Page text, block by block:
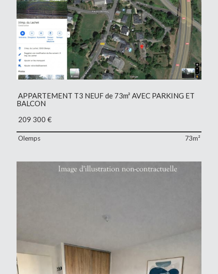
APPARTEMENT T3 NEUF de 73m² AVEC PARKING ET
BALCON
209 300 €
Olemps 73m²